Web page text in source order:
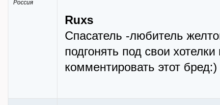
Россия
Ruxs
Спасатель -любитель
подгонять под свои
комментировать этот бред:)